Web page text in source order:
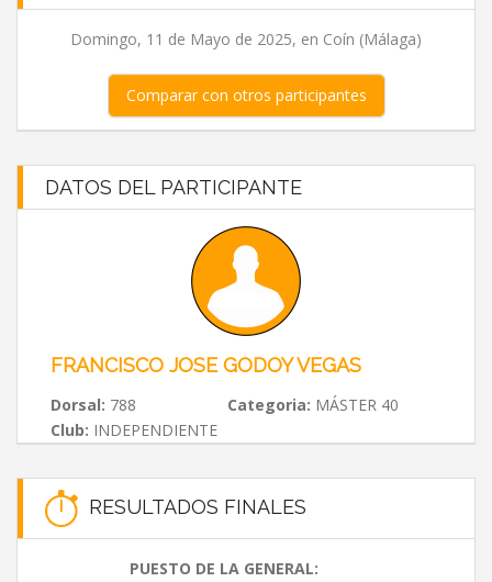
Domingo, 11 de Mayo de 2025, en Coín (Málaga)
Comparar con otros participantes
DATOS DEL PARTICIPANTE
FRANCISCO JOSE GODOY VEGAS
Dorsal: 788 Categoria: MÁSTER 40
Club: INDEPENDIENTE
RESULTADOS FINALES
PUESTO DE LA GENERAL: